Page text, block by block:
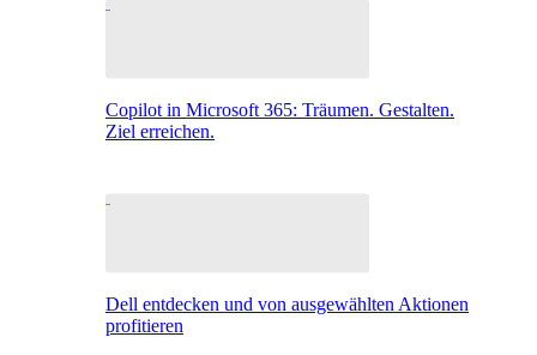
Copilot in Microsoft 365: Träumen. Gestalten.
Ziel erreichen.
Dell entdecken und von ausgewählten Aktionen
profitieren